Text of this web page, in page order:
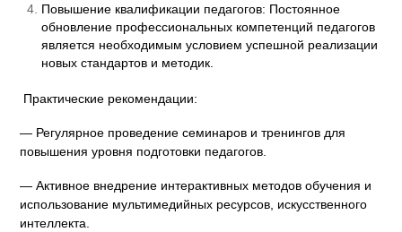
Повышение квалификации педагогов: Постоянное
обновление профессиональных компетенций педагогов
является необходимым условием успешной реализации
новых стандартов и методик.
Практические рекомендации:
— Регулярное проведение семинаров и тренингов для
повышения уровня подготовки педагогов.
— Активное внедрение интерактивных методов обучения и
использование мультимедийных ресурсов, искусственного
интеллекта.